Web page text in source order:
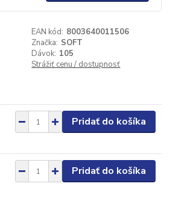
EAN kód: 8003640011506
Značka: SOFT
Dávok: 105
Strážiť cenu / dostupnosť
Pridať do košíka
Pridať do košíka